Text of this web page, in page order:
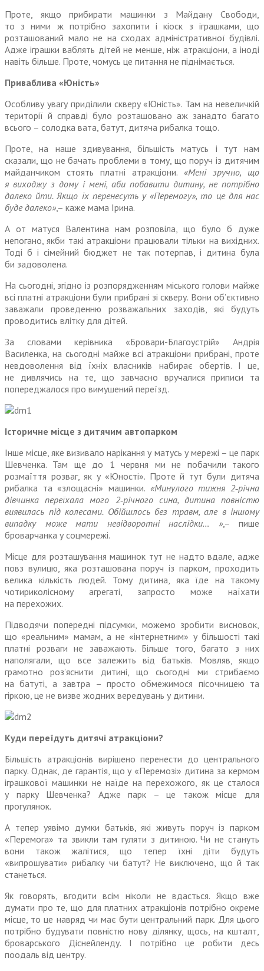
Проте, якщо прибирати машинки з Майдану Свободи,
то з ними ж потрібно захопити і кіоск з іграшками, що
розташований мало не на сходах адміністративної будівлі.
Адже іграшки ваблять дітей не менше, ніж атракціони, а іноді
навіть більше. Проте, чомусь це питання не піднімається.
Приваблива «Юність»
Особливу увагу приділили скверу «Юність». Там на невеличкій
території й справді було розташовано аж занадто багато
всього – солодка вата, батут, дитяча рибалка тощо.
Проте, на наше здивування, більшість матусь і тут нам
сказали, що не бачать проблеми в тому, що поруч із дитячим
майданчиком стоять платні атракціони. «Мені зручно, що
я виходжу з дому і мені, аби побавити дитину, не потрібно
далеко йти. Якщо їх перенесуть у «Перемогу», то це для нас
буде далеко»,– каже мама Ірина.
А от матуся Валентина нам розповіла, що було б дуже
непогано, якби такі атракціони працювали тільки на вихідних.
Тоді б і сімейний бюджет не так потерпав, і дитина була
би задоволена.
На сьогодні, згідно із розпорядженням міського голови майже
всі платні атракціони були прибрані зі скверу. Вони об’єктивно
заважали проведенню розважальних заходів, які будуть
проводитись влітку для дітей.
За словами керівника «Бровари-Благоустрій» Андрія
Василенка, на сьогодні майже всі атракціони прибрані, проте
невдоволення від їхніх власників набирає обертів. І це,
не дивлячись на те, що завчасно вручалися приписи та
попереджалося про вимушений переїзд.
Історичне місце з дитячим автопарком
Інше місце, яке визивало нарікання у матусь у мережі – це парк
Шевченка. Там ще до 1 червня ми не побачили такого
розмаїття розваг, як у «Юності». Проте й тут були дитяча
рибалка та «злощасні» машинки. «Минулого тижня 2‑річна
дівчинка переїхала мого 2‑річного сина, дитина повністю
виявилась під колесами. Обійшлось без травм, але в іншому
випадку може мати невідворотні наслідки… »,– пише
броварчанка у соцмережі.
Місце для розташування машинок тут не надто вдале, адже
повз вулицю, яка розташована поруч із парком, проходить
велика кількість людей. Тому дитина, яка їде на такому
чотириколісному агрегаті, запросто може наїхати
на перехожих.
Підводячи попередні підсумки, можемо зробити висновок,
що «реальним» мамам, а не «інтернетним» у більшості такі
платні розваги не заважають. Більше того, багато з них
наполягали, що все залежить від батьків. Мовляв, якщо
грамотно роз’яснити дитині, що сьогодні ми стрибаємо
на батуті, а завтра – просто обмежимося пісочницею та
гіркою, це не визве жодних вередувань у дитини.
Куди переїдуть дитячі атракціони?
Більшість атракціонів вирішено перенести до центрального
парку. Однак, де гарантія, що у «Перемозі» дитина за кермом
іграшкової машинки не наїде на перехожого, як це сталося
у парку Шевченка? Адже парк – це також місце для
прогулянок.
А тепер уявімо думки батьків, які живуть поруч із парком
«Перемога» та звикли там гуляти з дитиною. Чи не стануть
вони також жалітися, що тепер їхні діти будуть
«випрошувати» рибалку чи батут? Не виключено, що й так
станеться.
Як говорять, вгодити всім ніколи не вдасться. Якщо вже
думати про те, що для платних атракціонів потрібно окреме
місце, то це навряд чи має бути центральний парк. Для цього
потрібно будувати повністю нову ділянку, щось, на кшталт,
броварського Діснейленду. І потрібно це робити десь
поодаль від центру.